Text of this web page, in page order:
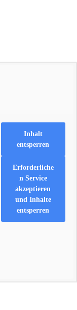
Inhalt
entsperren
Erforderliche
n Service
akzeptieren
und Inhalte
entsperren